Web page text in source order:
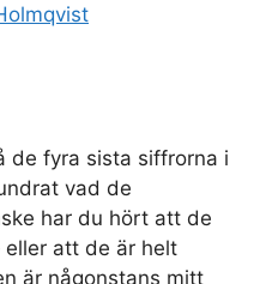
de fyra sista siffrorna i
vad de
har du hört att de
att de är helt
är någonstans mitt